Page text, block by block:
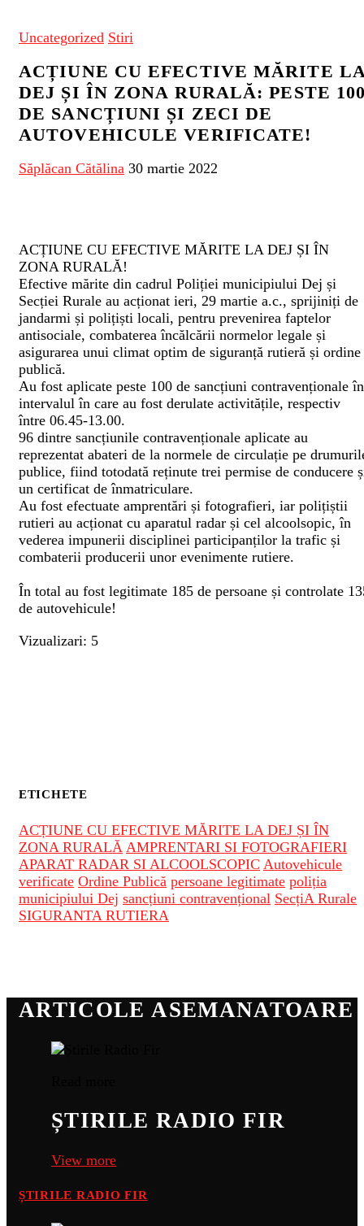
Uncategorized Stiri
ACȚIUNE CU EFECTIVE MĂRITE
DEJ ȘI ÎN ZONA RURALĂ: PESTE
DE SANCȚIUNI ȘI ZECI DE
AUTOVEHICULE VERIFICATE!
Săplăcan Cătălina 30 martie 2022
ACȚIUNE CU EFECTIVE MĂRITE LA DEJ ȘI ÎN
ZONA RURALĂ!
Efective mărite din cadrul Poliției municipiului Dej și
Secției Rurale au acționat ieri, 29 martie a.c., sprijiniți de
jandarmi și polițiști locali, pentru prevenirea faptelor
antisociale, combaterea încălcării normelor legale și
asigurarea unui climat optim de siguranță rutieră și ordine
publică.
Au fost aplicate peste 100 de sancțiuni contravenționale în
intervalul în care au fost derulate activitățile, respectiv
între 06.45-13.00.
96 dintre sancțiunile contravenționale aplicate au
reprezentat abateri de la normele de circulație pe
publice, fiind totodată reținute trei permise de conducere
un certificat de înmatriculare.
Au fost efectuate amprentări și fotografieri, iar polițiștii
rutieri au acționat cu aparatul radar și cel alcoolsopic, în
vederea impunerii disciplinei participanților la trafic și
combaterii producerii unor evenimente rutiere.
În total au fost legitimate 185 de persoane și controlate
de autovehicule!
Vizualizari: 5
ETICHETE
ACȚIUNE CU EFECTIVE MĂRITE LA DEJ ȘI ÎN
ZONA RURALĂ AMPRENTARI SI FOTOGRAFIERI
APARAT RADAR SI ALCOOLSCOPIC Autovehicule
verificate Ordine Publică persoane legitimate poliția
municipiului Dej sancțiuni contravențional SecțiA Rurale
SIGURANTA RUTIERA
ARTICOLE ASEMANATOARE
ȘTIRILE RADIO FIR
View more
ȘTIRILE RADIO FIR